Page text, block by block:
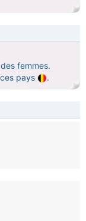
femmes.
pays
.